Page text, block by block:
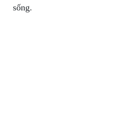
sống.